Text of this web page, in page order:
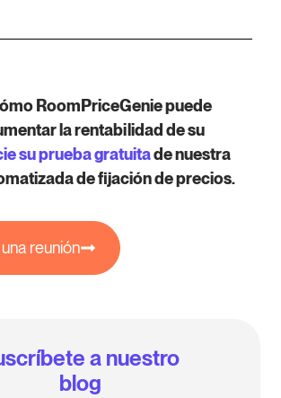
RoomPriceGenie puede
la rentabilidad de su
su prueba gratuitade nuestra
de fijación de precios.
reunión
a nuestro
blog